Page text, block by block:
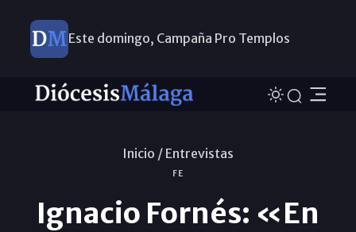
Este domingo, Campaña Pro Templos
Inicio / Entrevistas
FE
Ignacio Fornés: «En